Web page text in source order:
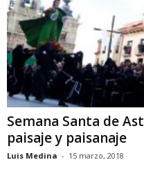
Semana Santa de
paisaje y paisanaje
Luis Medina - 15 marzo, 2018